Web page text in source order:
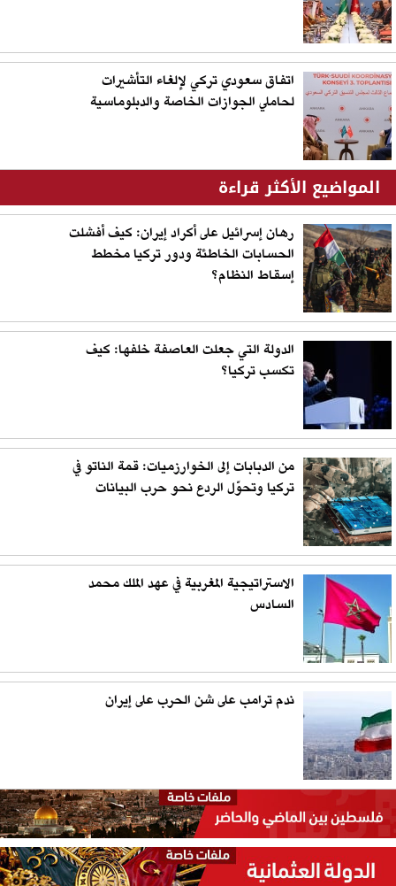
اتفاق سعودي تركي لإلغاء التأشيرات
لحاملي الجوازات الخاصة والدبلوماسية
المواضيع الأكثر قراءة
رهان إسرائيل على أكراد إيران: كيف أفشلت
الحسابات الخاطئة ودور تركيا مخطط
إسقاط النظام؟
الدولة التي جعلت العاصفة خلفها: كيف
تكسب تركيا؟
من الدبابات إلى الخوارزميات: قمة الناتو في
تركيا وتحوّل الردع نحو حرب البيانات
الاستراتيجية المغربية في عهد الملك محمد
السادس
ندم ترامب على شن الحرب على إيران